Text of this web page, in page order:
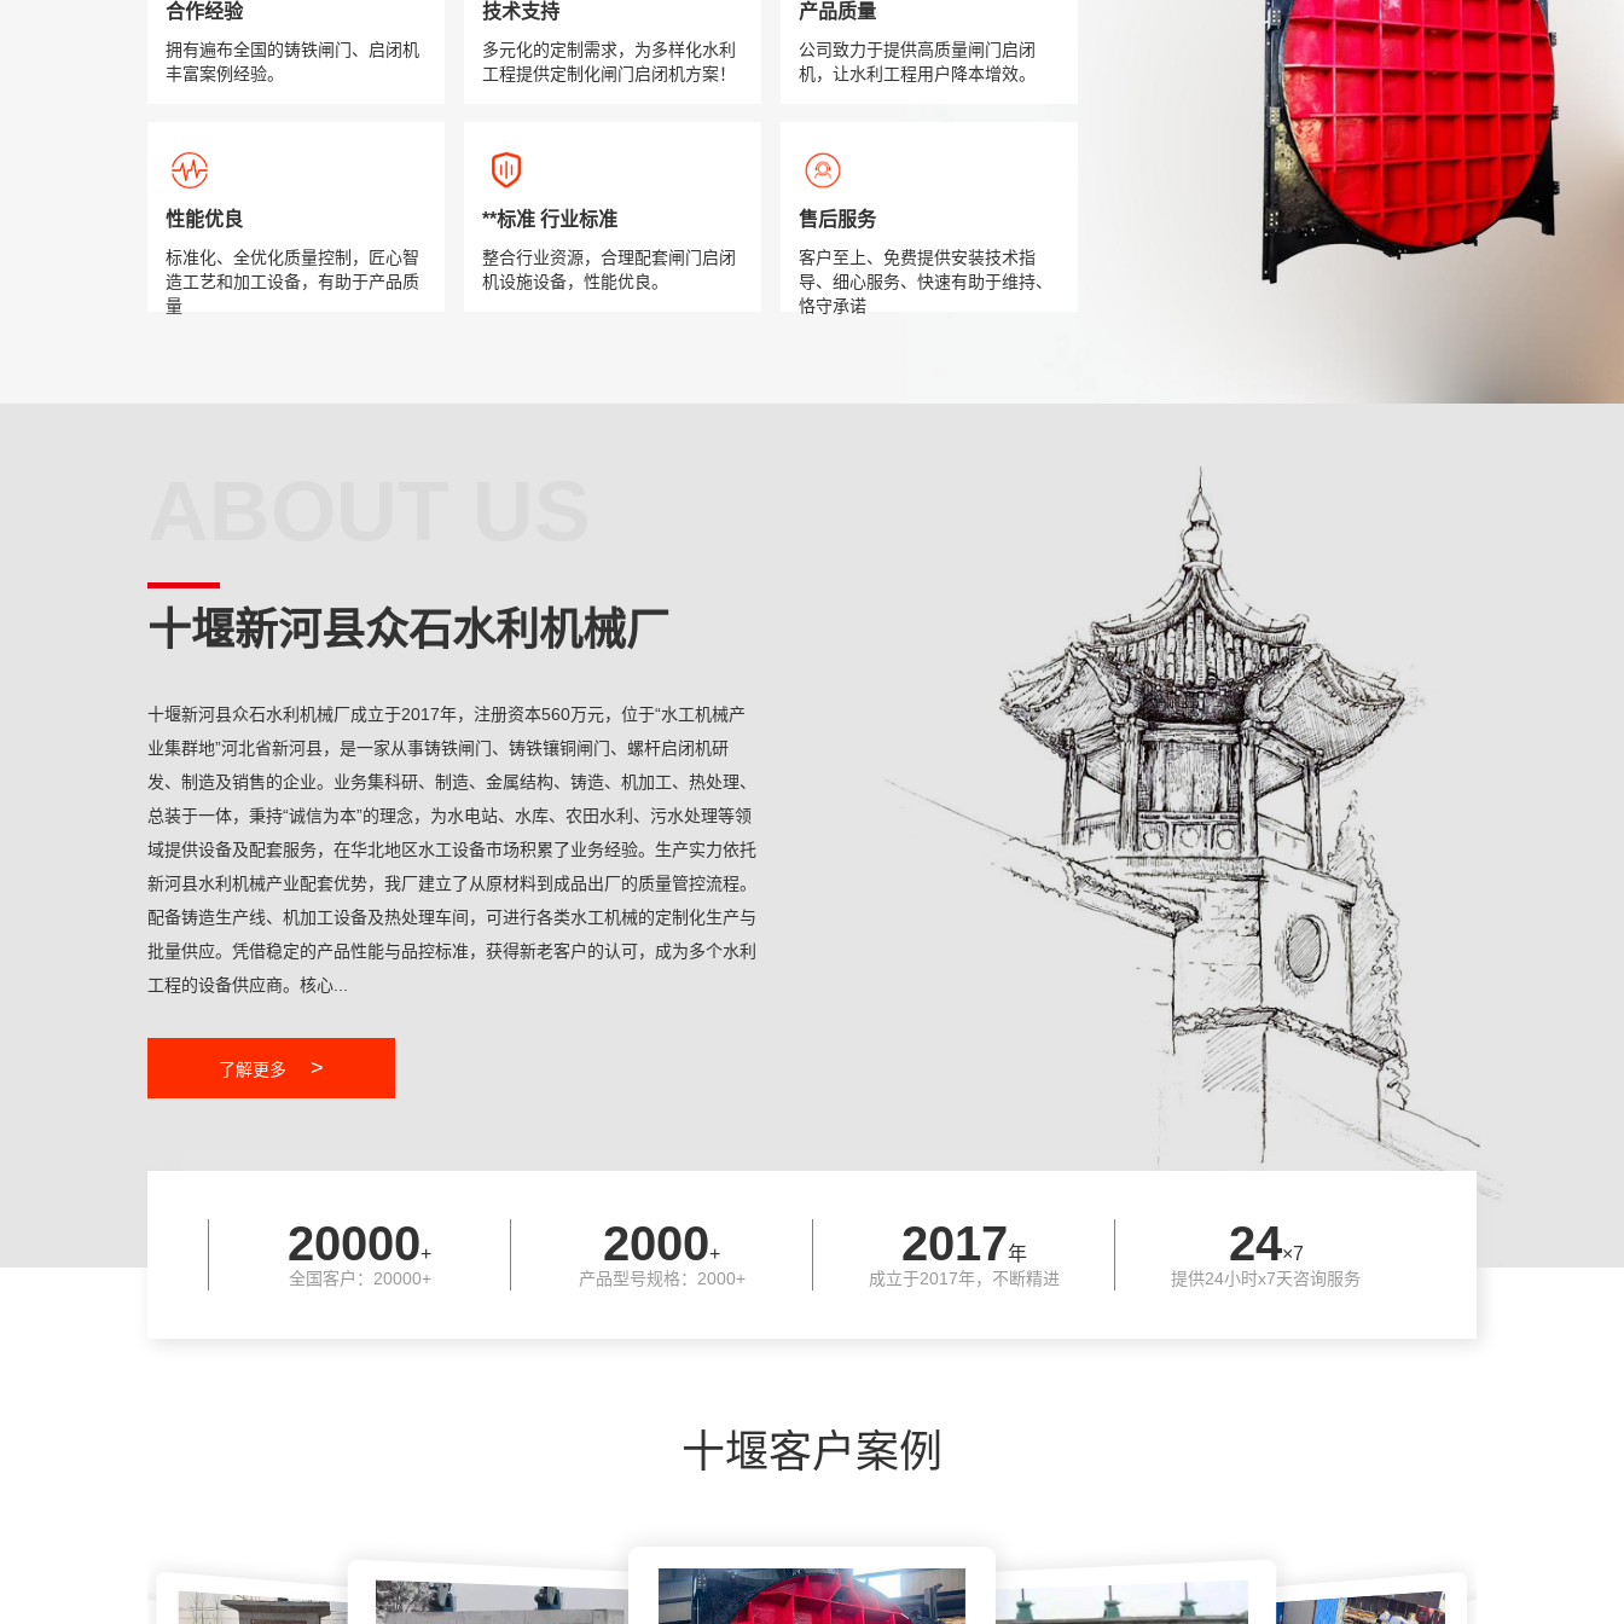
合作经验
拥有遍布全国的铸铁闸门、启闭机
丰富案例经验。
技术支持
多元化的定制需求，为多样化水利
工程提供定制化闸门启闭机方案！
产品质量
公司致力于提供高质量闸门启闭
机，让水利工程用户降本增效。
性能优良
标准化、全优化质量控制，匠心智
造工艺和加工设备，有助于产品质
量
**标准 行业标准
整合行业资源，合理配套闸门启闭
机设施设备，性能优良。
售后服务
客户至上、免费提供安装技术指
导、细心服务、快速有助于维持、
恪守承诺
十堰新河县众石水利机械厂
十堰新河县众石水利机械厂成立于2017年，注册资本560万元，位于“水工机械产
业集群地”河北省新河县，是一家从事铸铁闸门、铸铁镶铜闸门、螺杆启闭机研
发、制造及销售的企业。业务集科研、制造、金属结构、铸造、机加工、热处理、
总装于一体，秉持“诚信为本”的理念，为水电站、水库、农田水利、污水处理等领
域提供设备及配套服务，在华北地区水工设备市场积累了业务经验。生产实力依托
新河县水利机械产业配套优势，我厂建立了从原材料到成品出厂的质量管控流程。
配备铸造生产线、机加工设备及热处理车间，可进行各类水工机械的定制化生产与
批量供应。凭借稳定的产品性能与品控标准，获得新老客户的认可，成为多个水利
工程的设备供应商。核心...
了解更多 >
20000+
全国客户：20000+
2000+
产品型号规格：2000+
2017年
成立于2017年，不断精进
24×7
提供24小时x7天咨询服务
十堰客户案例